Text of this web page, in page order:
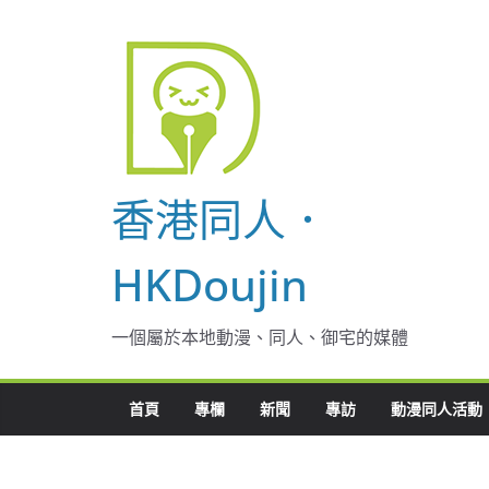
香港同人．
HKDoujin
一個屬於本地動漫、同人、御宅的媒體
首頁 專欄 新聞 專訪 動漫同人活動